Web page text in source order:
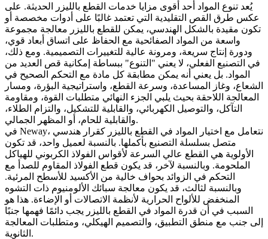
يُعد تنوع المواد أحد أقوى مزايا خدمات القطع بالليزر
الحديثة. على
عكس طرق القص التقليدية التي تعتمد غالبًا على أدوات مخصصة أو
تكون مقيدة بالشكل الهندسي، يمكن للقطع بالليزر معالجة مجموعة
واسعة من المواد الصفائحية مع الحفاظ على اتساق أبعاد قوي،
ودورة إنتاج سريعة، ومرونة عالية للتغييرات التصميمية. ومع ذلك،
في التصنيع الفعلي، لا يعني "التنوع" ببساطة إمكانية قص العديد من
المواد. بل يعني أنه يمكن مطابقة كل مادة مع التحكم الصحيح في
الشعاع، وغاز المساعدة، وسرعة القطع، واستراتيجية البؤرة، ومسار
المعالجة اللاحقة بحيث يلبي الجزء النهائي متطلبات القوة، ومقاومة
التآكل، والتوصيل الكهربائي، والقابلية للتشكيل، والتزام الطلاء،
والقابلية للحام، أو المظهر الجمالي.
في Neway، نتعامل مع اختيار المواد في القطع بالليزر كقرار هندسي
متصل بسلسلة التصنيع بأكملها. بالنسبة لعميل واحد، قد تكون
الأولوية هي القطع عالي السرعة لأقواس الفولاذ الكربوني للهياكل
الملحومة. وبالنسبة لآخر، قد يكون قطع الفولاذ المقاوم للصدأ مع
التحكم في الزوائد بحواف خالية من الأكسيد للأسطح المرئية.
وبالنسبة لثالث، قد يكون معالجة سبائك الألومنيوم ذات التشوه
المنخفض للألواح الحرارية لأنظمة الاتصالات أو الإضاءة. هذا هو
السبب في أن قدرة المواد في القطع بالليزر يجب دائمًا فهمها جنبًا
إلى جنب مع منطق التطبيق، والتصميم الهيكلي، ومتطلبات المعالجة
الثانوية.